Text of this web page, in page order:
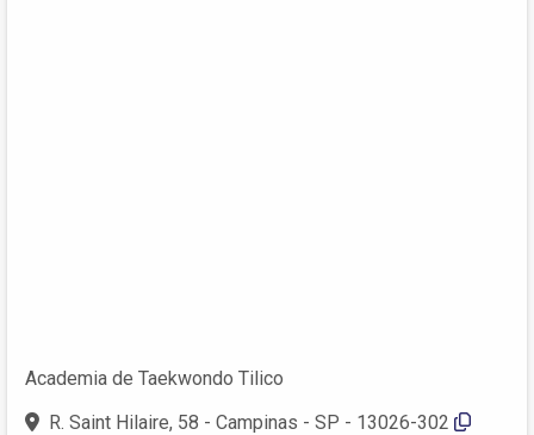
Academia de Taekwondo Tilico
R. Saint Hilaire, 58 - Campinas - SP - 13026-302